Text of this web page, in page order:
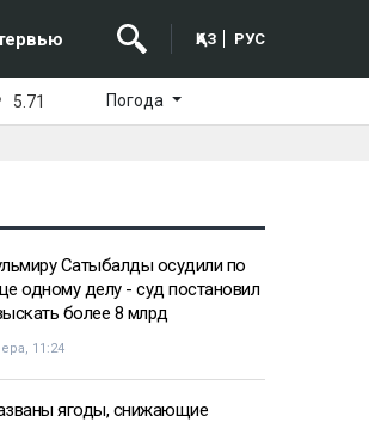
ҚАЗ РУС
5.71 Погода
Сатыбалды осудили по
одному делу - суд постановил
более 8 млрд
11:24
ягоды, снижающие